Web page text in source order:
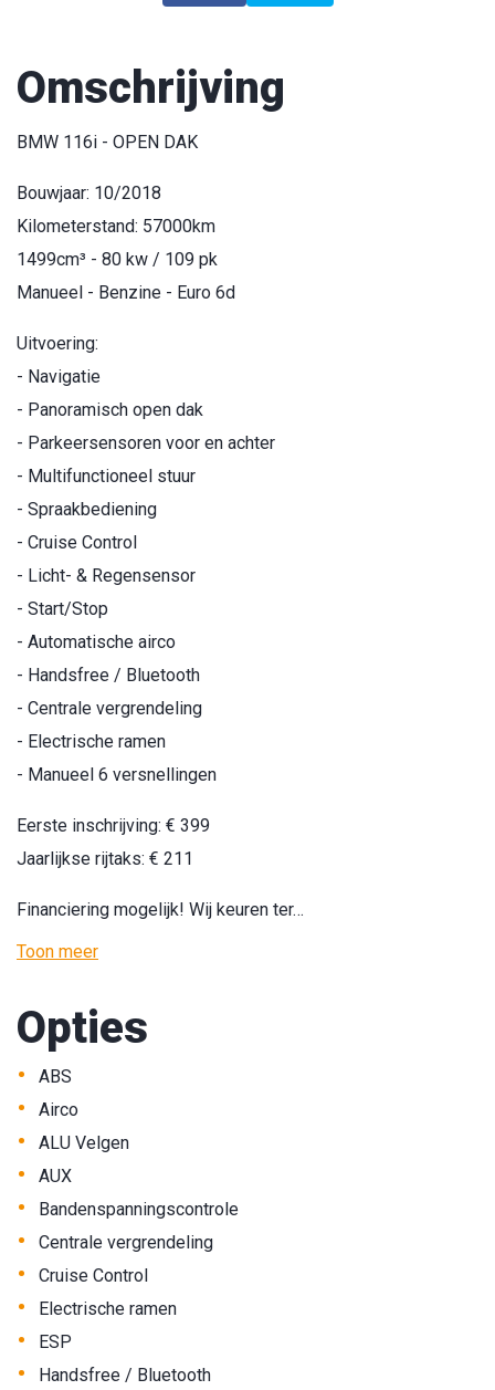
Omschrijving
BMW 116i - OPEN DAK
Bouwjaar: 10/2018
Kilometerstand: 57000km
1499cm³ - 80 kw / 109 pk
Manueel - Benzine - Euro 6d
Uitvoering:
- Navigatie
- Panoramisch open dak
- Parkeersensoren voor en achter
- Multifunctioneel stuur
- Spraakbediening
- Cruise Control
- Licht- & Regensensor
- Start/Stop
- Automatische airco
- Handsfree / Bluetooth
- Centrale vergrendeling
- Electrische ramen
- Manueel 6 versnellingen
Eerste inschrijving: € 399
Jaarlijkse rijtaks: € 211
Financiering mogelijk! Wij keuren ter…
Toon meer
Opties
• ABS
• Airco
• ALU Velgen
• AUX
• Bandenspanningscontrole
• Centrale vergrendeling
• Cruise Control
• Electrische ramen
• ESP
• Handsfree / Bluetooth